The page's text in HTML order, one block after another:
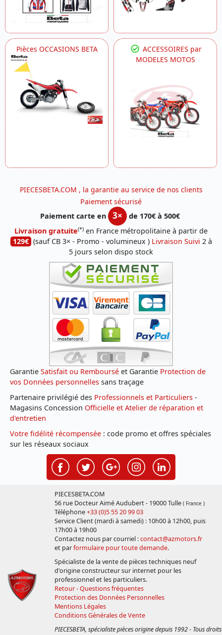
Pièces OCCASIONS BETA
ACCESSOIRES par
MODELES MOTOS
PIECESBETA.COM , la garantie au service de nos clients
Paiement sécurisé
Paiement carte en
3×
de 170€ à 500€
Livraison gratuite(*) en France métropolitaine à partir de
129€ (sauf CB 3× - Promo - volumineux ) Livraison Suivi 2 à
5 jours selon dispo stock
Garantie Satisfait ou Remboursé et Garantie Protection de
vos Données personnelles sans traçage
Partenaire privilégié des Professionnels et Particuliers -
Magasins Concession Officielle et Atelier de réparation et
d'entretien
Votre fidélité récompensée : code promo et offres spéciales
sur les réseaux sociaux
PIECESBETA.COM
56 rue Docteur Aimé Audubert - 19000 Tulle ( France )
Téléphone+33 (0)5 55 20 99 03
Service Client (mardi à samedi) : 10h00 à 12h00, puis
17h00 à 19h00
Contactez nous par courriel :contact@azmotors.fr
et parformulaire pour toute demande.
Spécialiste de la vente de pièces techniques neuf
d'origine constructeur sur internet pour les
professionnel et les particuliers.
Retour - Questions fréquentes
Protection des Données Personnelles
Mentions Légales
Conditions Générales de Vente
PIECESBETA, spécialiste pièces origine depuis 1992 - Tous droits